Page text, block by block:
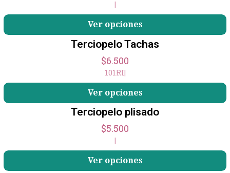
|
Ver opciones
+2
Terciopelo Tachas
$6.500
101RI|
Ver opciones
Terciopelo plisado
$5.500
|
Ver opciones